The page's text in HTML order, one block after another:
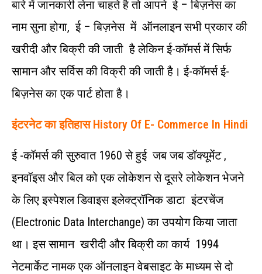
बारे में जानकारी लेना चाहते है तो आपने ई – बिज़नेस का
नाम सुना होगा, ई – बिज़नेस में ऑनलाइन सभी प्रकार की
खरीदी और बिक्री की जाती है लेकिन ई-कॉमर्स में सिर्फ
सामान और सर्विस की विक्री की जाती है। ई-कॉमर्स ई-
बिज़नेस का एक पार्ट होता है।
इंटरनेट का इतिहास History Of E- Commerce In Hindi
ई -कॉमर्स की सुरुवात 1960 से हुई जब जब डॉक्यूमेंट ,
इनवॉइस और बिल को एक लोकेशन से दूसरे लोकेशन भेजने
के लिए इस्पेशल डिवाइस इलेक्ट्रॉनिक डाटा इंटरचेंज
(Electronic Data Interchange) का उपयोग किया जाता
था। इस सामान खरीदी और बिक्री का कार्य 1994
नेटमार्केट नामक एक ऑनलाइन वेबसाइट के माध्यम से दो